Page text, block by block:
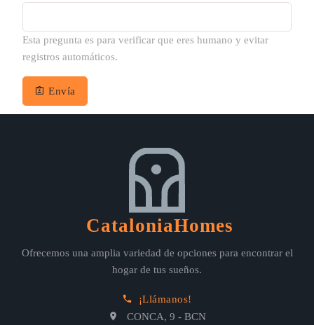
Esta pregunta es para verificar que eres humano y evitar
registros automáticos.
Envía
CataloniaHomes
Ofrecemos una amplia variedad de opciones para encontrar el
hogar de tus sueños.
¡Llámanos!
CONCA, 9 - BCN